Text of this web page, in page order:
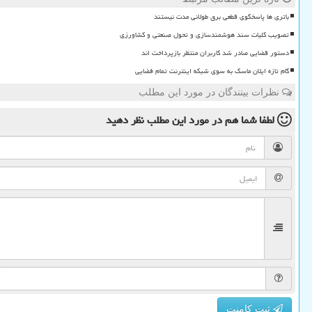
باتری ها پاسخگوی قطعی برق طولانی مدت نیستند
تصویب کلیات سند هوشمندسازی و تحول صنعتی و کشاورزی
دستور قضایی صادر شد کاربران منتظر بازپرداخت اند
گام تازه ایلان ماسک به سوی شبکه اینترنت تمام فضایی
نظرات بینندگان در مورد این مطلب
لطفا شما همدر مورد این مطلبنظر دهید
ثبت کامنت